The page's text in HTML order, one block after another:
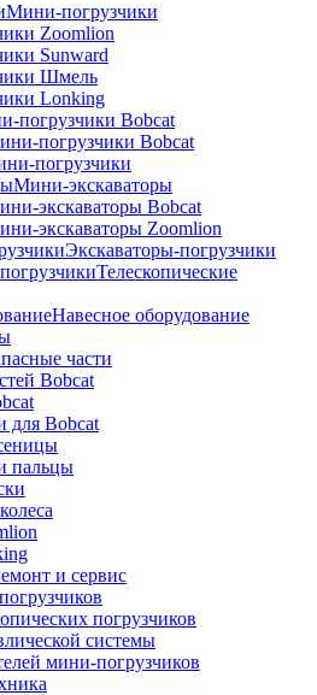
Мини-погрузчики
Zoomlion
Sunward
Шмель
Lonking
погрузчики Bobcat
погрузчики Bobcat
погрузчики
Мини-экскаваторы
экскаваторы Bobcat
экскаваторы Zoomlion
Экскаваторы-погрузчики
Телескопические
Навесное оборудование
части
Bobcat
Bobcat
пальцы
и сервис
погрузчиков
системы
мини-погрузчиков